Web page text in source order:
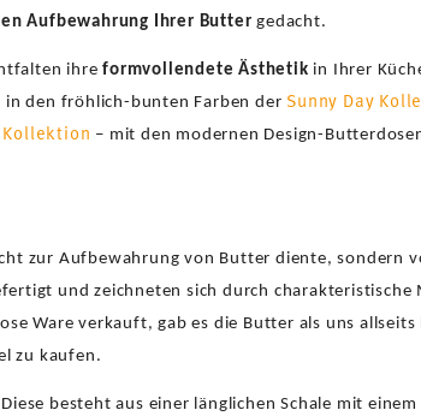
Aufbewahrung Ihrer Butter gedacht.
ihreformvollendete Ästhetik in Ihrer
in den fröhlich-bunten Farben der Sunny Day
Kollektion – mit den modernen Design-
zur Aufbewahrung von Butter diente, sondern
und zeichneten sich durch
Ware verkauft, gab es die Butter als uns
zu kaufen.
Diese besteht aus einer länglichen Schale mit